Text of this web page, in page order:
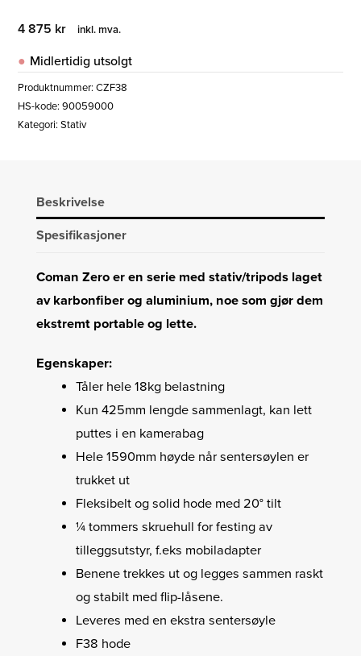
4 875 kr inkl. mva.
Midlertidig utsolgt
Produktnummer:CZF38
HS-kode: 90059000
Kategori:Stativ
Beskrivelse
Spesifikasjoner
Coman Zero er en serie med stativ/tripods laget
av karbonfiber og aluminium, noe som gjør dem
ekstremt portable og lette.
Egenskaper:
Tåler hele 18kg belastning
Kun 425mm lengde sammenlagt, kan lett
puttes i en kamerabag
Hele 1590mm høyde når sentersøylen er
trukket ut
Fleksibelt og solid hode med 20° tilt
¼ tommers skruehull for festing av
tilleggsutstyr, f.eks mobiladapter
Benene trekkes ut og legges sammen raskt
og stabilt med flip-låsene.
Leveres med en ekstra sentersøyle
F38 hode